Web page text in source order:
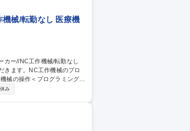
機械/転勤なし 医療機
きます。NC工作機械のプロ
った高品質な医療用特殊針
み